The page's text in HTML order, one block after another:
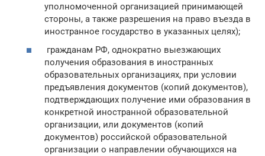
уполномоченной организацией принимающей
стороны, а также разрешения на право въезда в
иностранное государство в указанных целях);
гражданам РФ, однократно выезжающих
получения образования в иностранных
образовательных организациях, при условии
предъявления документов (копий документов),
подтверждающих получение ими образования в
конкретной иностранной образовательной
организации, или документов (копий
документов) российской образовательной
организации о направлении обучающихся на